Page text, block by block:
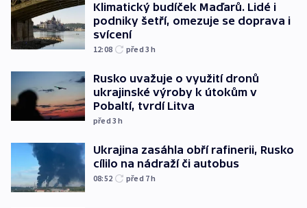
Klimatický budíček Maďarů. Lidé i
podniky šetří, omezuje se doprava i
svícení
12:08 před 3h
Rusko uvažuje o využití dronů
ukrajinské výroby k útokům v
Pobaltí, tvrdí Litva
před 3h
Ukrajina zasáhla obří rafinerii, Rusko
cílilo na nádraží či autobus
08:52 před 7h